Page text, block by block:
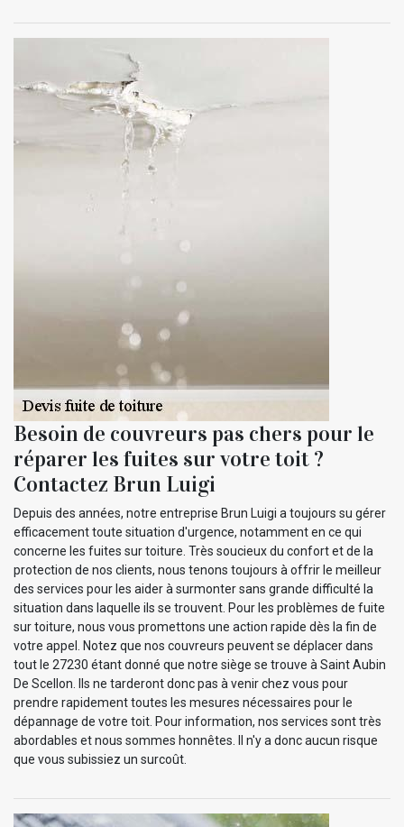
Besoin de couvreurs pas chers pour le
réparer les fuites sur votre toit ?
Contactez Brun Luigi
Depuis des années, notre entreprise Brun Luigi a toujours su gérer
efficacement toute situation d'urgence, notamment en ce qui
concerne les fuites sur toiture. Très soucieux du confort et de la
protection de nos clients, nous tenons toujours à offrir le meilleur
des services pour les aider à surmonter sans grande difficulté la
situation dans laquelle ils se trouvent. Pour les problèmes de fuite
sur toiture, nous vous promettons une action rapide dès la fin de
votre appel. Notez que nos couvreurs peuvent se déplacer dans
tout le 27230 étant donné que notre siège se trouve à Saint Aubin
De Scellon. Ils ne tarderont donc pas à venir chez vous pour
prendre rapidement toutes les mesures nécessaires pour le
dépannage de votre toit. Pour information, nos services sont très
abordables et nous sommes honnêtes. Il n'y a donc aucun risque
que vous subissiez un surcoût.